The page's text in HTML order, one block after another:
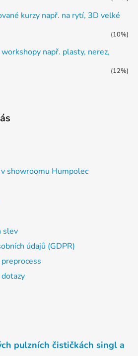
kurzy např. na rytí, 3D velké
(10%)
např. plasty, nerez,
(12%)
showroomu Humpolec
slev
údajů (GDPR)
pulzních čističkách singl a